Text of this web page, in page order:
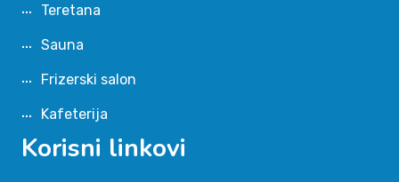
Teretana
Sauna
Frizerski salon
Kafeterija
Korisni linkovi